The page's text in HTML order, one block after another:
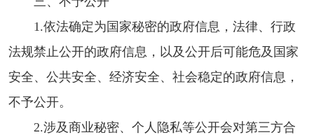
1.依法确定为国家秘密的政府信息，法律、行政
法规禁止公开的政府信息，以及公开后可能危及国家
安全、公共安全、经济安全、社会稳定的政府信息，
不予公开。
2.涉及商业秘密、个人隐私等公开会对第三方合